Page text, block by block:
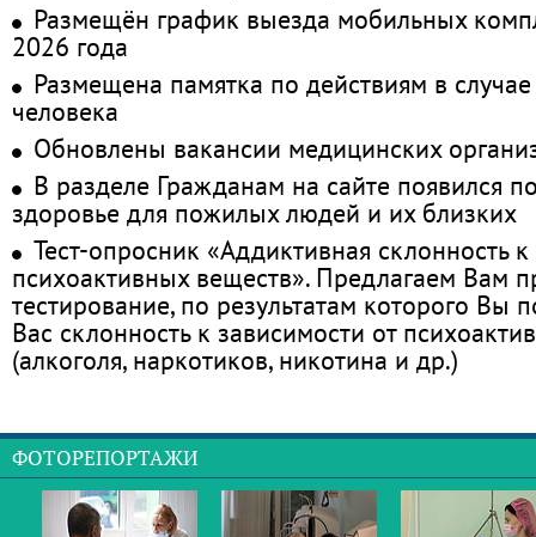
Размещён график выезда мобильных
2026 года
Размещена памятка по действиям в
человека
Обновлены вакансии медицинских
В разделе Гражданам на сайте появился
здоровье для пожилых людей и их близких
Тест-опросник «Аддиктивная склонность
психоактивных веществ». Предлагаем Вам
тестирование, по результатам которого Вы
Вас склонность к зависимости от
(алкоголя, наркотиков, никотина и др.)
ФОТОРЕПОРТАЖИ